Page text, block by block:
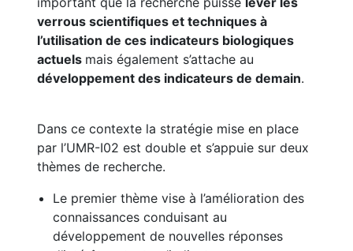
verrous scientifiques et techniques à
l’utilisation de ces indicateurs biologiques
actuels mais également s’attache au
développement des indicateurs de demain.
Dans ce contexte la stratégie mise en place
par l’UMR-I02 est double et s’appuie sur deux
thèmes de recherche.
Le premier thème vise à l’amélioration des
connaissances conduisant au
développement de nouvelles réponses